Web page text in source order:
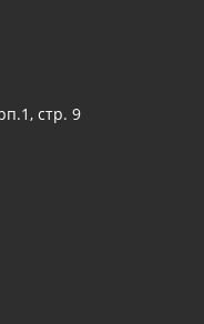
стр. 9